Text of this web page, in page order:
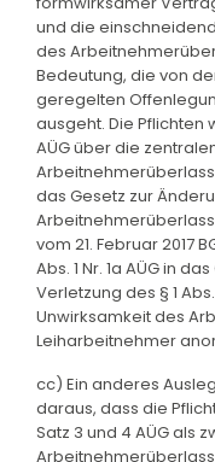
und die
des
Bedeutung, die von
geregelten
ausgeht. Die Pflichten
AÜG über die
das Gesetz zur
vom 21. Februar 2017
Abs. 1 Nr. 1a AÜG in
Verletzung des § 1
Unwirksamkeit des
Leiharbeitnehmer
cc) Ein anderes
daraus, dass die
Satz 3 und 4 AÜG als